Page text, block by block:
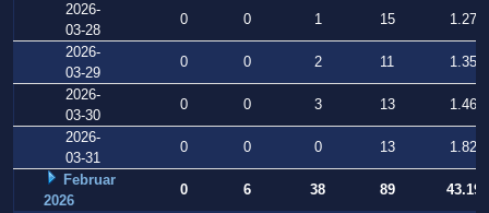
2026-
03-28
0 0 1 15
1.271
2026-
03-29
0 0 2 11
1.359
2026-
03-30
0 0 3 13
1.469
2026-
03-31
0 0 0 13
1.828
Februar
2026
0 6 38 89
43.197